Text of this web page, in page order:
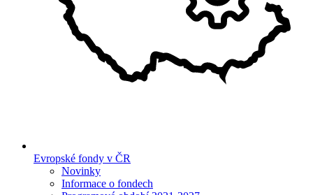
Evropské fondy v ČR
Novinky
Informace o fondech